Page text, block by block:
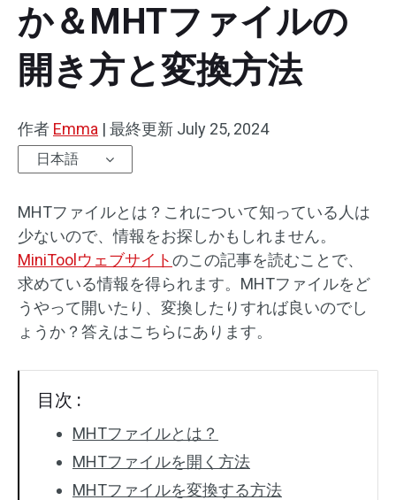
か＆MHTファイルの
開き方と変換方法
作者 Emma | 最終更新 July 25, 2024
日本語
MHTファイルとは？これについて知っている人は
少ないので、情報をお探しかもしれません。
MiniToolウェブサイトのこの記事を読むことで、
求めている情報を得られます。MHTファイルをど
うやって開いたり、変換したりすれば良いのでし
ょうか？答えはこちらにあります。
目次 :
MHTファイルとは？
MHTファイルを開く方法
MHTファイルを変換する方法